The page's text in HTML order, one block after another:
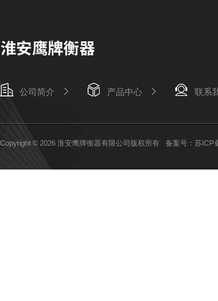
公司简介 产品中心 联系
Copyright © 2026 淮安鹰牌衡器有限公司版权所有 备案号：苏ICP